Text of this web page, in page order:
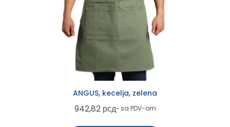
ANGUS, kecelja, zelena
942,82 рсд~ sa PDV-om